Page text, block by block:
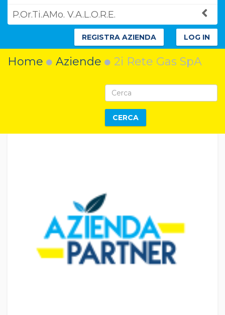
P.Or.Ti.AMo. V.A.L.O.R.E.
REGISTRA AZIENDA LOG IN
Home Aziende 2i Rete Gas SpA
CERCA